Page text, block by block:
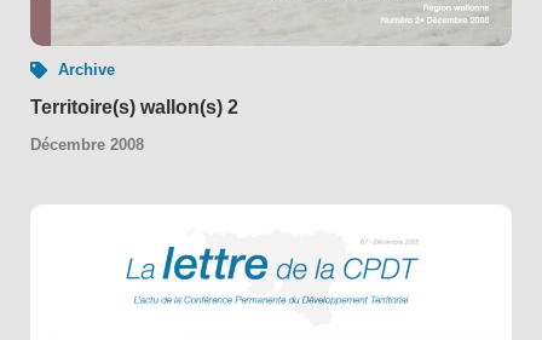
Archive
Territoire(s) wallon(s) 2
Décembre 2008